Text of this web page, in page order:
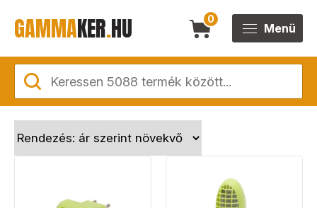
GAMMAKER.HU 0
Menü